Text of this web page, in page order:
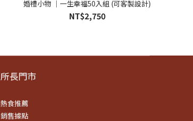
婚禮小物 ｜一生幸福50入組 (可客製設計)
NT$2,750
所長門市
熱食推薦
銷售據點